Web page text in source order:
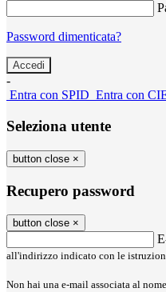
Password dimenticata?
-
Entra con SPID Entra con
Seleziona utente
button close ×
Recupero password
button close ×
all'indirizzo indicato con le
Non hai una e-mail associata al